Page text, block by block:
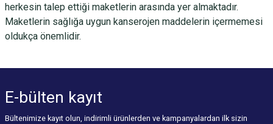
herkesin talep ettiği maketlerin arasında yer almaktadır.
Maketlerin sağlığa uygun kanserojen maddelerin içermemesi
oldukça önemlidir.
E-bülten kayıt
Bültenimize kayıt olun, indirimli ürünlerden ve kampanyalardan ilk sizin